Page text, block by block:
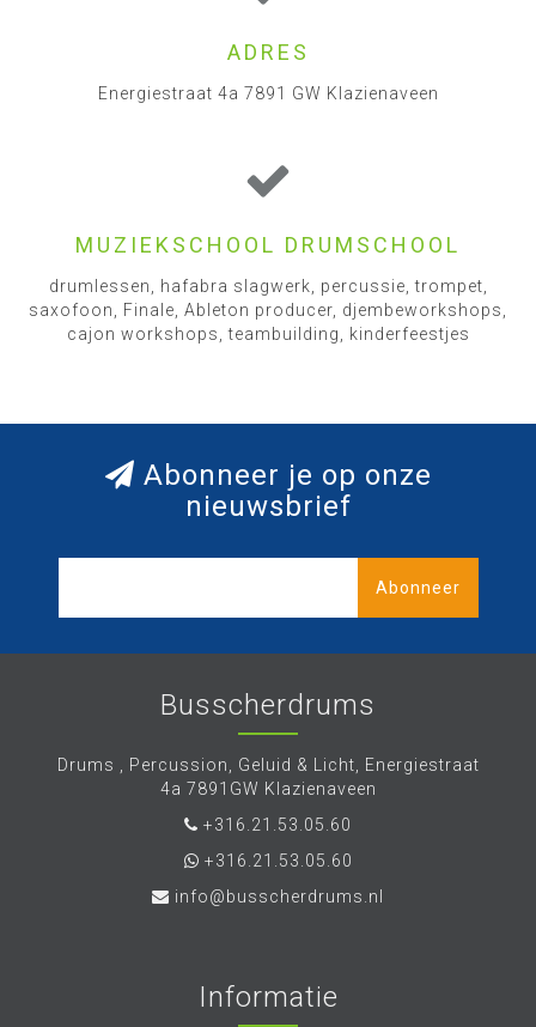
ADRES
Energiestraat 4a 7891 GW Klazienaveen
MUZIEKSCHOOL DRUMSCHOOL
drumlessen, hafabra slagwerk, percussie, trompet,
saxofoon, Finale, Ableton producer, djembeworkshops,
cajon workshops, teambuilding, kinderfeestjes
Abonneer je op onze
nieuwsbrief
Abonneer
Busscherdrums
Drums , Percussion, Geluid & Licht, Energiestraat
4a 7891GW Klazienaveen
+316.21.53.05.60
+316.21.53.05.60
info@busscherdrums.nl
Informatie